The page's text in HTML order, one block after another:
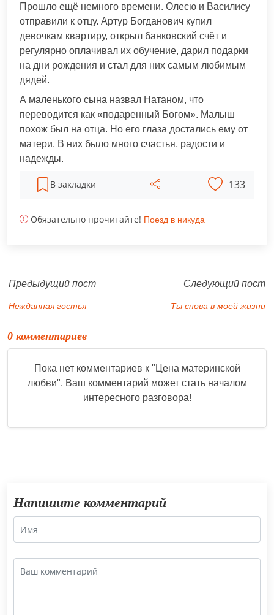
Прошло ещё немного времени. Олесю и Василису
отправили к отцу. Артур Богданович купил
девочкам квартиру, открыл банковский счёт и
регулярно оплачивал их обучение, дарил подарки
на дни рождения и стал для них самым любимым
дядей.
А маленького сына назвал Натаном, что
переводится как «подаренный Богом». Малыш
похож был на отца. Но его глаза достались ему от
матери. В них было много счастья, радости и
надежды.
В закладки 133
Обязательно прочитайте! Поезд в никуда
Предыдущий пост
Нежданная гостья
Следующий пост
Ты снова в моей жизни
0 комментариев
Пока нет комментариев к " Цена материнской
любви". Ваш комментарий может стать началом
интересного разговора!
Напишите комментарий